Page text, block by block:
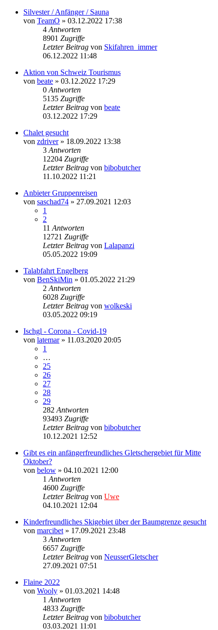
Silvester / Anfänger / Sauna
von TeamO » 03.12.2022 17:38
4 Antworten
8901 Zugriffe
Letzter Beitrag von Skifahren_immer
06.12.2022 11:48
Aktion von Schweiz Tourismus
von beate » 03.12.2022 17:29
0 Antworten
5135 Zugriffe
Letzter Beitrag von beate
03.12.2022 17:29
Chalet gesucht
von zdriver» 18.09.2022 13:38
3 Antworten
12204 Zugriffe
Letzter Beitrag von bibobutcher
11.10.2022 11:21
Anbieter Gruppenreisen
von saschad74 » 27.09.2021 12:03
1
2
11 Antworten
12721 Zugriffe
Letzter Beitrag von Lalapanzi
05.05.2022 19:09
Talabfahrt Engelberg
von BenSkiMin » 01.05.2022 21:29
2 Antworten
6028 Zugriffe
Letzter Beitrag von wolkeski
03.05.2022 09:19
Ischgl - Corona - Covid-19
von latemar» 11.03.2020 20:05
1
…
25
26
27
28
29
282 Antworten
93493 Zugriffe
Letzter Beitrag von bibobutcher
10.12.2021 12:52
Gibt es ein anfängerfreundliches Gletschergebiet für Mitte
Oktober?
von below » 04.10.2021 12:00
1 Antworten
4600 Zugriffe
Letzter Beitrag von Uwe
04.10.2021 12:04
Kinderfreundliches Skigebiet über der Baumgrenze gesucht
von marcibet » 17.09.2021 23:48
3 Antworten
6657 Zugriffe
Letzter Beitrag von NeusserGletscher
27.09.2021 07:51
Flaine 2022
von Wooly » 01.03.2021 14:48
1 Antworten
4833 Zugriffe
Letzter Beitrag von bibobutcher
03.03.2021 11:01